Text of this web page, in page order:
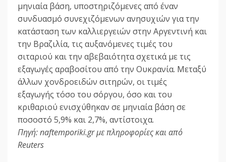
μηνιαία βάση, υποστηριζόμενες από έναν
συνδυασμό συνεχιζόμενων ανησυχιών για την
κατάσταση των καλλιεργειών στην Αργεντινή και
την Βραζιλία, τις αυξανόμενες τιμές του
σιταριού και την αβεβαιότητα σχετικά με τις
εξαγωγές αραβοσίτου από την Ουκρανία. Μεταξύ
άλλων χονδροειδών σιτηρών, οι τιμές
εξαγωγής τόσο του σόργου, όσο και του
κριθαριού ενισχύθηκαν σε μηνιαία βάση σε
ποσοστό 5,9% και 2,7%, αντίστοιχα.
Πηγή: naftemporiki.gr με πληροφορίες και από
Reuters